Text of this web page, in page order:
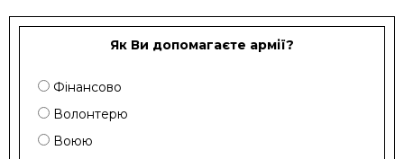
Як Ви допомагаєте армії?
Фінансово
Волонтерю
Воюю